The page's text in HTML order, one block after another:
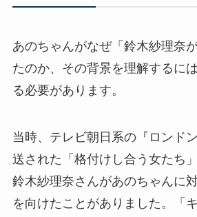
あのちゃんがなぜ「鈴木紗理奈
たのか、その背景を理解するに
る必要があります。
当時、テレビ朝日系の『ロンド
送された「格付けし合う女たち
鈴木紗理奈さんがあのちゃんに
を向けたことがありました。「